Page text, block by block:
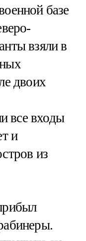
базе
взяли в
двоих
все входы
и
из